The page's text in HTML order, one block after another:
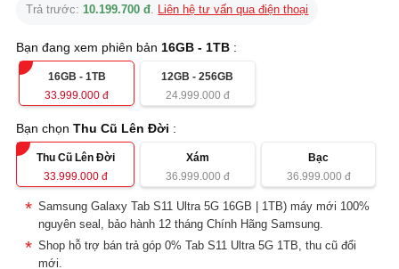
Trả trước:10.199.700 đ. Liên hệ tư vấn qua điện thoại
Bạn đang xem phiên bản 16GB - 1TB :
16GB - 1TB
33.999.000 đ
12GB - 256GB
24.999.000đ
Bạn chọnThu Cũ Lên Đời :
Thu Cũ Lên Đời
33.999.000đ
Xám
36.999.000đ
Bạc
36.999.000đ
Samsung Galaxy Tab S11 Ultra 5G 16GB | 1TB) máy mới 100%
nguyên seal, bảo hành 12 tháng Chính Hãng Samsung.
Shop hỗ trợ bán trả góp 0% Tab S11 Ultra 5G 1TB, thu cũ đổi
mới.